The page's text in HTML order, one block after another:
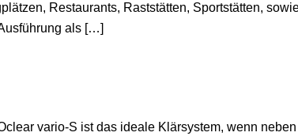
Restaurants, Raststätten, Sportstätten,
als […]
vario-S ist das ideale Klärsystem, wenn